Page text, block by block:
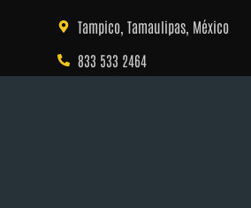
Tampico, Tamaulipas, México
833 533 2464